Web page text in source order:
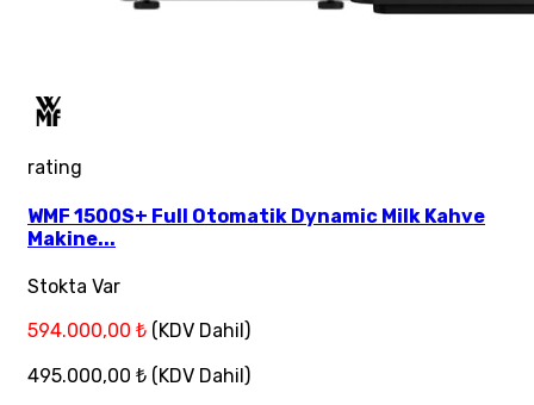
rating
WMF 1500S+ Full Otomatik Dynamic Milk Kahve
Makine...
Stokta Var
594.000,00 ₺ (KDV Dahil)
495.000,00 ₺ (KDV Dahil)